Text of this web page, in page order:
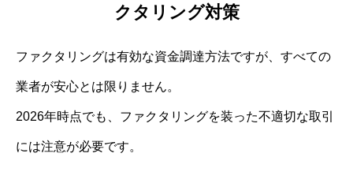
クタリング対策
ファクタリングは有効な資金調達方法ですが、すべての
業者が安心とは限りません。
2026年時点でも、ファクタリングを装った不適切な取引
には注意が必要です。